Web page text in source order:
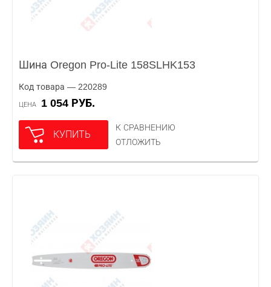
Шина Oregon Pro-Lite 158SLHK153
Код товара — 220289
ЦЕНА 1 054 РУБ.
КУПИТЬ
К СРАВНЕНИЮ
ОТЛОЖИТЬ